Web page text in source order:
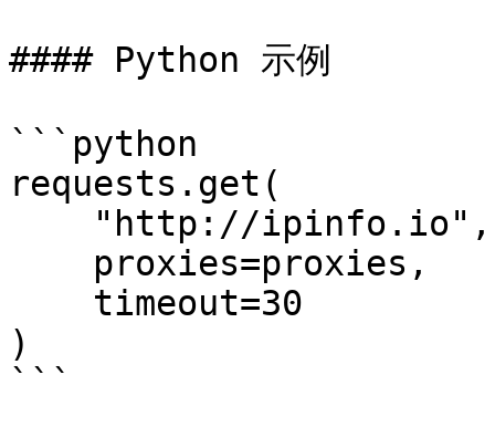
#### Python 示例
```python
requests.get(
)
```